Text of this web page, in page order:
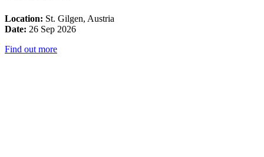
Location: St. Gilgen, Austria
Date: 26 Sep 2026
Find out more